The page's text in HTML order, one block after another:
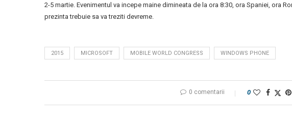
2-5 martie. Evenimentul va incepe maine dimineata de la ora 8:30, ora Spaniei, ora
prezinta trebuie sa va treziti devreme.
2015 MICROSOFT MOBILE WORLD CONGRESS WINDOWS PHONE
0 comentarii 0